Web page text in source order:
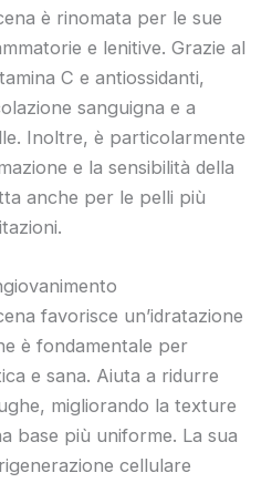
è rinomata per le sue
e lenitive. Grazie al
C e antiossidanti,
sanguigna e a
Inoltre, è particolarmente
e la sensibilità della
anche per le pelli più
favorisce un’idratazione
è fondamentale per
e sana. Aiuta a ridurre
migliorando la texture
base più uniforme. La sua
cellulare